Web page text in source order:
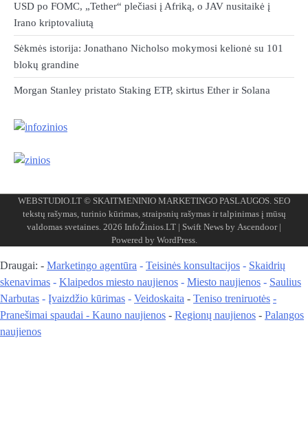
USD po FOMC, „Tether“ plečiasi į Afriką, o JAV nusitaikė į
Irano kriptovaliutą
Sėkmės istorija: Jonathano Nicholso mokymosi kelionė su 101
blokų grandine
Morgan Stanley pristato Staking ETP, skirtus Ether ir Solana
WEBSTUDIO.LT © SKAITMENINIO MARKETINGO PASLAUGOS. SEO
tekstų rašymas, turinio kūrimas, straipsnių rašymas ir talpinimas į mūsų
valdomas svetaines. 2026 InfoŽinios.LT | Swift News by Ascendoor|
Powered by WordPress.
Draugai: - Marketingo agentūra - Teisinės konsultacijos - Skaidrių
skenavimas - Klaipedos miesto naujienos - Miesto naujienos - Saulius
Narbutas - Įvaizdžio kūrimas - Veidoskaita - Teniso treniruotės -
Pranešimai spaudai - Kauno naujienos - Regionų naujienos - Palangos
naujienos